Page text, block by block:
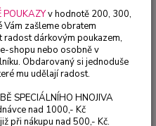
- 1
POUKAZYv hodnotě 200, 300,
zašleme obratem
radost dárkovým poukazem,
shopu nebo osobně v
Obdarovaný si jednoduše
mu udělají radost.
SPECIÁLNÍHO HNOJIVA
nad 1000,- Kč
při nákupu nad 500,- Kč.